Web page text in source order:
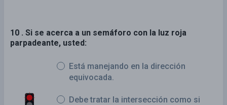
10 . Si se acerca a un semáforo con la luz roja
parpadeante, usted:
Está manejando en la dirección
equivocada.
Debe tratar la intersección como si